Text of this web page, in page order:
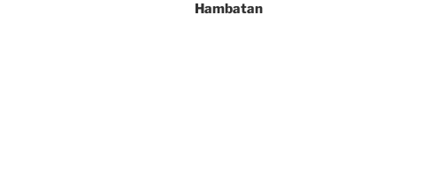
Hambatan